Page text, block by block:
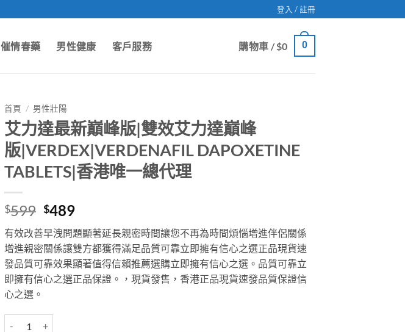
登入 / 註冊
催情春藥 男性健康 客戶服務 購物車 /$0 0
首頁 / 男性壯陽
艾力達最新巔峰版|雙效艾力達巔峰
版|VERDEX|VERDENAFIL DAPOXETINE
TABLETS|香港唯一總代理
$599 Original
price
was:
$599.
$489Current
price
is:
$489.
有效改善早洩問題顯著延長親密時間讓您不再為時間煩惱增進伴侶關係
增進親密關係讓雙方都獲得滿足品質可靠立即擁有信心之選正品現貨速
發品質可靠效果顯著值得信賴推薦選購立即擁有信心之選。品質可靠立
即擁有信心之選正品保證。，現貨發售，香港正品現貨速發品質保證信
心之選。